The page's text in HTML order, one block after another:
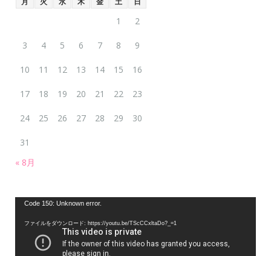
1 2
3 4 5 6 7 8 9
10 11 12 13 14 15 16
17 18 19 20 21 22 23
24 25 26 27 28 29 30
31
« 8月
Code 150: Unknown error.
ファイルをダウンロード: https://youtu.be/TScCCxltaDo?_=1